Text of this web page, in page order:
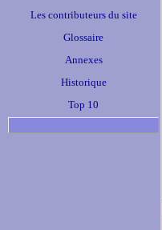
Les contributeurs du site
Glossaire
Annexes
Historique
Top 10